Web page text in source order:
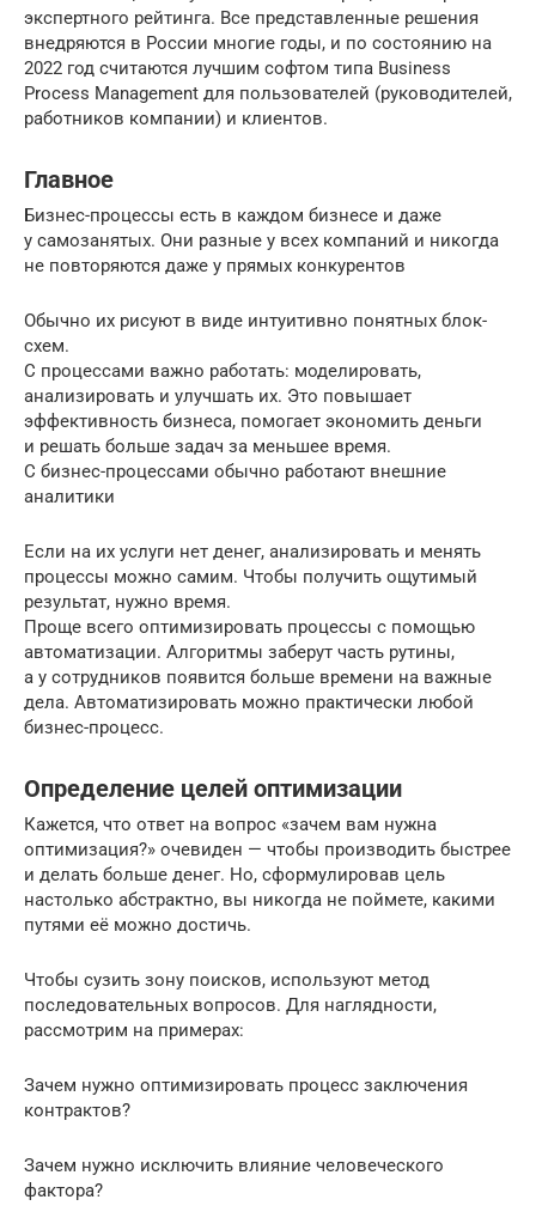
экспертного рейтинга. Все представленные решения
внедряются в России многие годы, и по состоянию на
2022 год считаются лучшим софтом типа Business
Process Management для пользователей (руководителей,
работников компании) и клиентов.
Главное
Бизнес-процессы есть в каждом бизнесе и даже
у самозанятых. Они разные у всех компаний и никогда
не повторяются даже у прямых конкурентов
Обычно их рисуют в виде интуитивно понятных блок-
схем.
С процессами важно работать: моделировать,
анализировать и улучшать их. Это повышает
эффективность бизнеса, помогает экономить деньги
и решать больше задач за меньшее время.
С бизнес-процессами обычно работают внешние
аналитики
Если на их услуги нет денег, анализировать и менять
процессы можно самим. Чтобы получить ощутимый
результат, нужно время.
Проще всего оптимизировать процессы с помощью
автоматизации. Алгоритмы заберут часть рутины,
а у сотрудников появится больше времени на важные
дела. Автоматизировать можно практически любой
бизнес-процесс.
Определение целей оптимизации
Кажется, что ответ на вопрос «зачем вам нужна
оптимизация?» очевиден — чтобы производить быстрее
и делать больше денег. Но, сформулировав цель
настолько абстрактно, вы никогда не поймете, какими
путями её можно достичь.
Чтобы сузить зону поисков, используют метод
последовательных вопросов. Для наглядности,
рассмотрим на примерах:
Зачем нужно оптимизировать процесс заключения
контрактов?
Зачем нужно исключить влияние человеческого
фактора?